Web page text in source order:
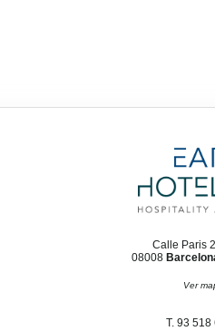
Calle Paris
08008
Ver
T. 93 518